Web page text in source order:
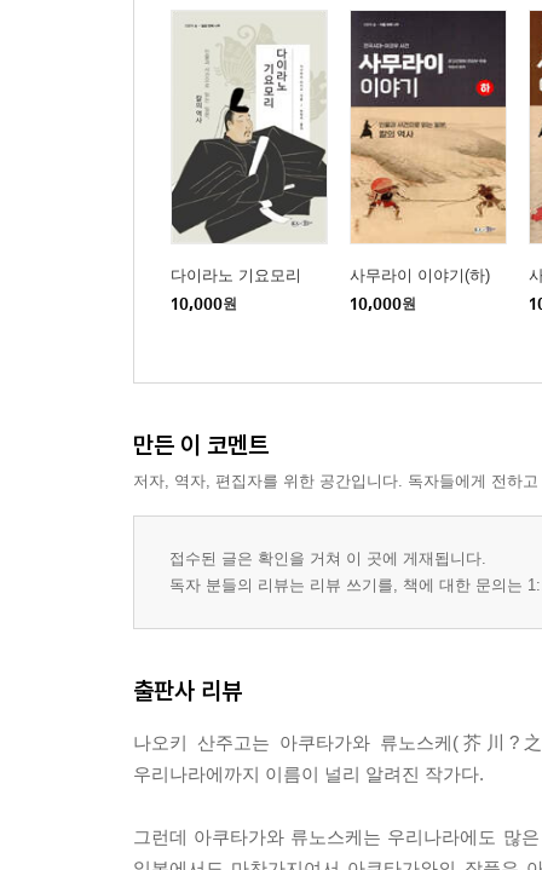
다이라노 기요모리
10,000원
사무라이 이야기(하)
10,000원
만든 이 코멘트
저자, 역자, 편집자를 위한 공간입니다. 독자들에게 전하
접수된 글은 확인을 거쳐 이 곳에 게재됩니다.
독자 분들의 리뷰는 리뷰 쓰기를, 책에 대한 문의는
출판사 리뷰
나오키 산주고는 아쿠타가와 류노스케(芥川?
우리나라에까지 이름이 널리 알려진 작가다.
그런데 아쿠타가와 류노스케는 우리나라에도 많